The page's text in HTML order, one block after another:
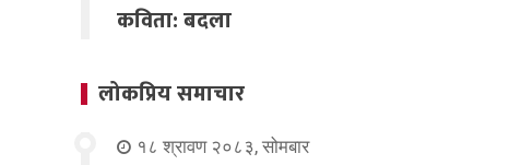
कविता: बदला
लोकप्रिय समाचार
१८ श्रावण २०८३, सोमबार